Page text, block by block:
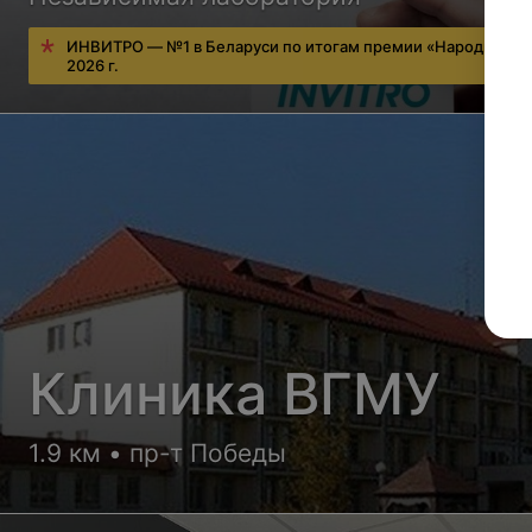
ИНВИТРО — №1 в Беларуси по итогам премии «Народный
2026 г.
Клиника ВГМУ
1.9 км • пр-т Победы